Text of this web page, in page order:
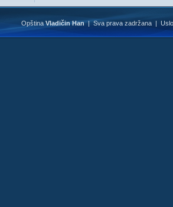
OpštinaVladičin Han| Sva prava zadržana |